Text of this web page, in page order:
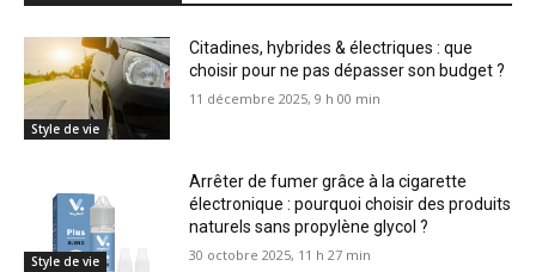
Style de vie
Citadines, hybrides & électriques : que
choisir pour ne pas dépasser son budget ?
11 décembre 2025, 9 h 00 min
Style de vie
Arrêter de fumer grâce à la cigarette
électronique : pourquoi choisir des produits
naturels sans propylène glycol ?
30 octobre 2025, 11 h 27 min